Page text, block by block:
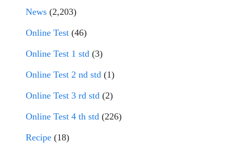
News (2,203)
Online Test (46)
Online Test 1 std (3)
Online Test 2 nd std (1)
Online Test 3 rd std (2)
Online Test 4 th std (226)
Recipe (18)